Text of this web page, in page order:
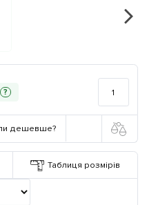
?
дешевше?
Таблиця розмірів